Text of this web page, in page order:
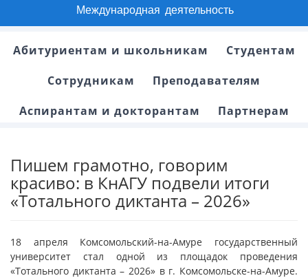
Международная деятельность
Абитуриентам и школьникам
Студентам
Сотрудникам
Преподавателям
Аспирантам и докторантам
Партнерам
Пишем грамотно, говорим
красиво: в КнАГУ подвели итоги
«Тотального диктанта – 2026»
18 апреля Комсомольский-на-Амуре государственный
университет стал одной из площадок проведения
«Тотального диктанта – 2026» в г. Комсомольске-на-Амуре.